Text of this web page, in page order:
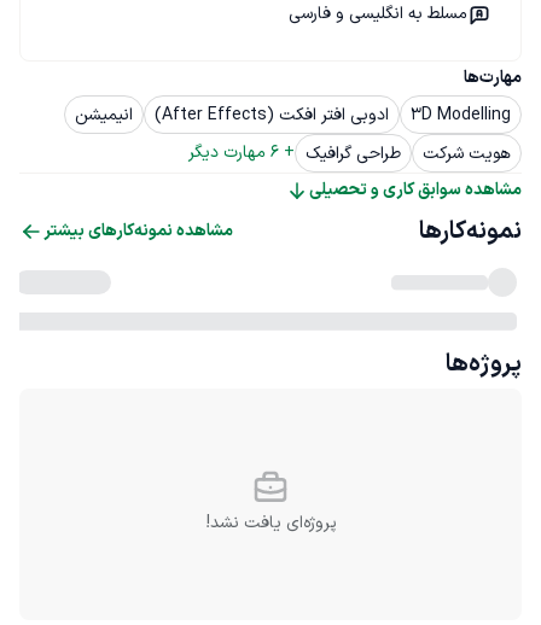
مهارت‌ها
3D Modelling
ادوبی افتر افکت (After Effects)
انیمیشن
هویت شرکت
طراحی گرافیک +
6 مهارت دیگر
مشاهده سوابق کاری و تحصیلی
مسلط به انگلیسی و فارسی
نمونه‌کارها مشاهده نمونه‌کارهای بیشتر
پروژه‌ها
پروژه‌ای یافت نشد!